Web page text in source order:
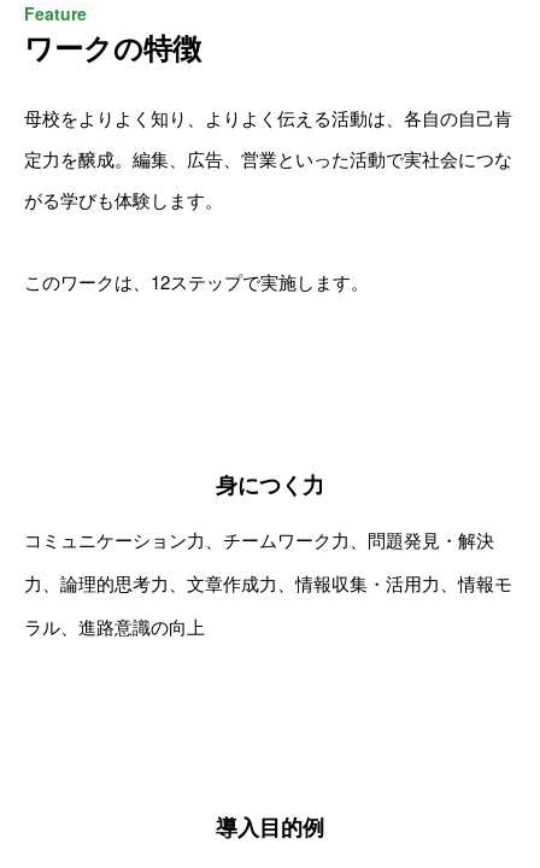
Feature
ワークの特徴
母校をよりよく知り、よりよく伝える活動は、各自の自己肯
定力を醸成。編集、広告、営業といった活動で実社会につな
がる学びも体験します。
このワークは、12ステップで実施します。
身につく力
コミュニケーション力、チームワーク力、問題発見・解決
力、論理的思考力、文章作成力、情報収集・活用力、情報モ
ラル、進路意識の向上
導入目的例